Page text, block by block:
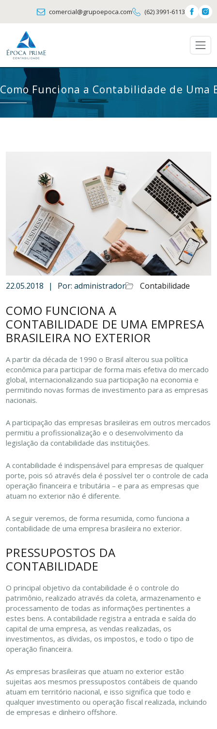
comercial@grupoepoca.com (62) 3991-6113
Como Funciona a Contabilidade de
22.05.2018 | Por: administrador Contabilidade
COMO FUNCIONA A
CONTABILIDADE DE UMA EMPRESA
BRASILEIRA NO EXTERIOR
A partir da década de 1990 o Brasil alterou sua política
econômica para participar de forma mais efetiva do mercado
global, internacionalizando sua participação na economia e
permitindo novas formas de investimento para as empresas
nacionais.
A participação das empresas brasileiras em outros mercados
permitiu a profissionalização e o desenvolvimento da
legislação da contabilidade das instituições.
A contabilidade é indispensável para empresas de qualquer
porte, pois só através dela é possível ter o controle de cada
operação financeira e tributária – e para as empresas que
atuam no exterior não é diferente.
A seguir veremos, de forma resumida, como funciona a
contabilidade de uma empresa brasileira no exterior.
PRESSUPOSTOS DA
CONTABILIDADE
O principal objetivo da contabilidade é o controle do
patrimônio, realizado através da coleta, armazenamento e
processamento de todas as informações pertinentes a
estes bens. A contabilidade registra a entrada e saída do
capital de uma empresa, as vendas realizadas, os
investimentos, as dívidas, os impostos, e todo o tipo de
operação financeira.
As empresas brasileiras que atuam no exterior estão
sujeitas aos mesmos pressupostos contábeis de quando
atuam em território nacional, e isso significa que todo e
qualquer investimento ou operação fiscal realizada, incluindo
de empresas e dinheiro offshore.